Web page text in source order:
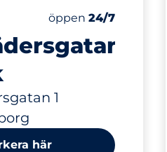
1
Antal
Totalt antal
Torsdag&nbsp
öppen 24/7
här